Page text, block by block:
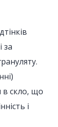
за
в скло, що
і